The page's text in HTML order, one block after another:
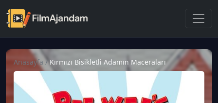
Anasayfa /Kırmızı Bisikletli Adamın Maceraları